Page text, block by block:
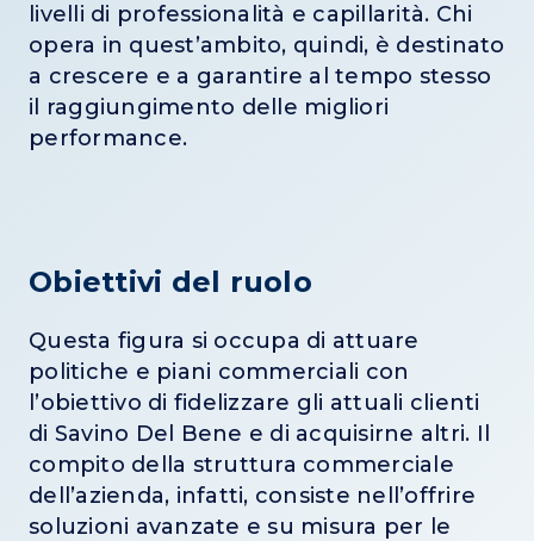
livelli di professionalità e capillarità. Chi
opera in quest’ambito, quindi, è destinato
a crescere e a garantire al tempo stesso
il raggiungimento delle migliori
performance.
Obiettivi del ruolo
Questa figura si occupa di attuare
politiche e piani commerciali con
l’obiettivo di fidelizzare gli attuali clienti
di Savino Del Bene e di acquisirne altri. Il
compito della struttura commerciale
dell’azienda, infatti, consiste nell’offrire
soluzioni avanzate e su misura per le